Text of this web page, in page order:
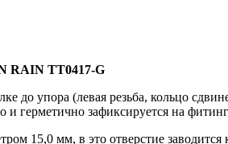
RAIN TT0417-G
до упора (левая резьба, кольцо
и герметично зафиксируется на
15,0 мм, в это отверстие